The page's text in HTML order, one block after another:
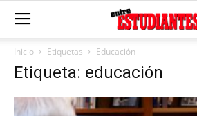
Inicio Etiquetas Educación
Etiqueta: educación